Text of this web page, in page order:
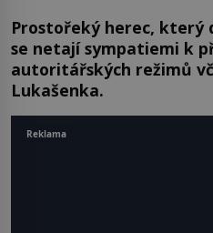
Prostořeký herec, který
se netají sympatiemi k
autoritářských režimů
Lukašenka.
Reklama